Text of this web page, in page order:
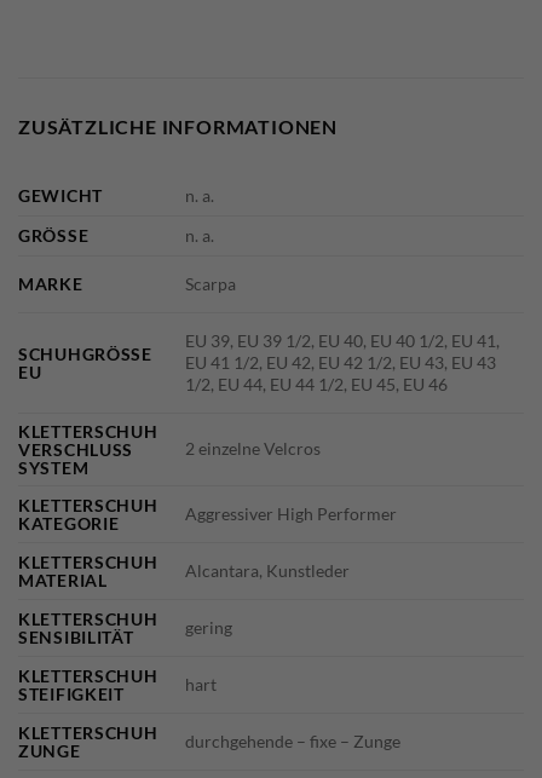
ZUSÄTZLICHE INFORMATIONEN
GEWICHT
n. a.
GRÖSSE
n. a.
MARKE Scarpa
SCHUHGRÖSSE E
U
EU 39, EU 39 1/2, EU 40, EU 40 1/2, EU 41,
EU 41 1/2, EU 42, EU 42 1/2, EU 43, EU 43
1/2, EU 44, EU 44 1/2, EU 45, EU 46
KLETTERSCHUH
VERSCHLUSS
SYSTEM
2 einzelne Velcros
KLETTERSCHUH
KATEGORIE
Aggressiver High Performer
KLETTERSCHUH
MATERIAL
Alcantara, Kunstleder
KLETTERSCHUH
SENSIBILITÄT
gering
KLETTERSCHUH
STEIFIGKEIT
hart
KLETTERSCHUH
ZUNGE
durchgehende – fixe – Zunge